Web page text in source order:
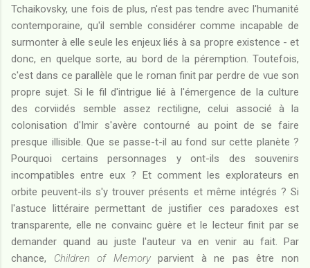
Tchaikovsky, une fois de plus, n'est pas tendre avec l'humanité
contemporaine, qu'il semble considérer comme incapable de
surmonter à elle seule les enjeux liés à sa propre existence - et
donc, en quelque sorte, au bord de la péremption. Toutefois,
c'est dans ce parallèle que le roman finit par perdre de vue son
propre sujet. Si le fil d'intrigue lié à l'émergence de la culture
des corviidés semble assez rectiligne, celui associé à la
colonisation d'Imir s'avère contourné au point de se faire
presque illisible. Que se passe-t-il au fond sur cette planète ?
Pourquoi certains personnages y ont-ils des souvenirs
incompatibles entre eux ? Et comment les explorateurs en
orbite peuvent-ils s'y trouver présents et même intégrés ? Si
l'astuce littéraire permettant de justifier ces paradoxes est
transparente, elle ne convainc guère et le lecteur finit par se
demander quand au juste l'auteur va en venir au fait. Par
chance, Children of Memoryparvient à ne pas être non